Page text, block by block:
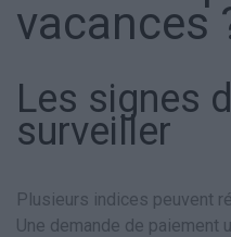
vacances
Les signes
surveiller
Plusieurs indices peuvent
Une demande de paiement